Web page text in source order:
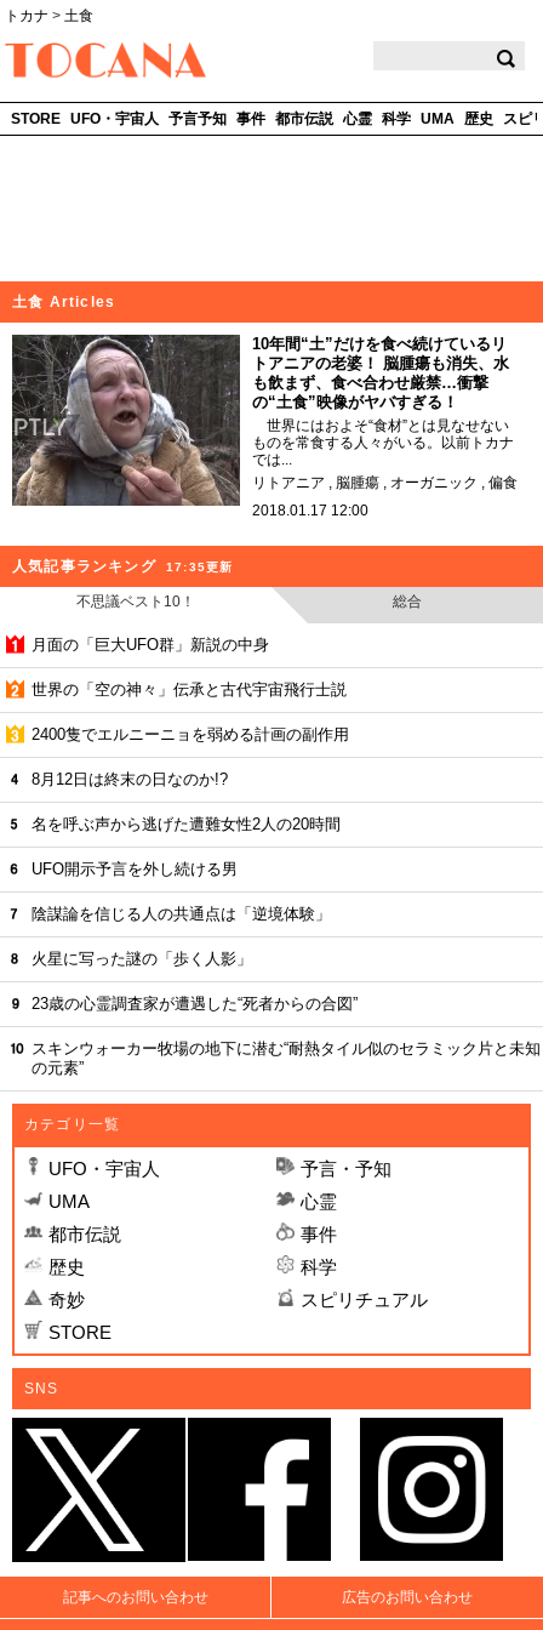
トカナ > 土食
STORE UFO・宇宙人 予言予知 事件 都市伝説 心霊 科学 UMA 歴史 スピ
土食 Articles
10年間“土”だけを食べ続けているリ
トアニアの老婆！ 脳腫瘍も消失、水
も飲まず、食べ合わせ厳禁…衝撃
の“土食”映像がヤバすぎる！
世界にはおよそ“食材”とは見なせない
ものを常食する人々がいる。以前トカナ
では...
リトアニア
脳腫瘍 オーガニック
偏食
2018.01.17 12:00
人気記事ランキング 17:35更新
不思議ベスト10！ 総合
月面の「巨大UFO群」新説の中身
世界の「空の神々」伝承と古代宇宙飛行士説
2400隻でエルニーニョを弱める計画の副作用
8月12日は終末の日なのか!?
名を呼ぶ声から逃げた遭難女性2人の20時間
UFO開示予言を外し続ける男
陰謀論を信じる人の共通点は「逆境体験」
火星に写った謎の「歩く人影」
23歳の心霊調査家が遭遇した“死者からの合図”
スキンウォーカー牧場の地下に潜む“耐熱タイル似のセラミック片と未知
の元素”
カテゴリ一覧
UFO・宇宙人
予言・予知
UMA
心霊
都市伝説
事件
歴史
科学
奇妙
スピリチュアル
STORE
SNS
記事へのお問い合わせ 広告のお問い合わせ